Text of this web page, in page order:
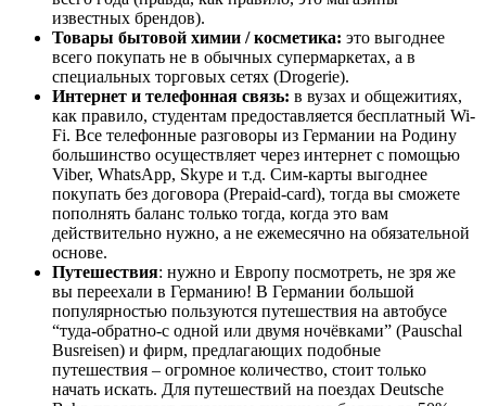
известных брендов).
Товары бытовой химии / косметика: это выгоднее
всего покупать не в обычных супермаркетах, а в
специальных торговых сетях (Drogerie).
Интернет и телефонная связь: в вузах и общежитиях,
как правило, студентам предоставляется бесплатный Wi-
Fi. Все телефонные разговоры из Германии на Родину
большинство осуществляет через интернет с помощью
Viber, WhatsApp, Skype и т.д. Сим-карты выгоднее
покупать без договора (Prepaid-card), тогда вы сможете
пополнять баланс только тогда, когда это вам
действительно нужно, а не ежемесячно на обязательной
основе.
Путешествия: нужно и Европу посмотреть, не зря же
вы переехали в Германию! В Германии большой
популярностью пользуются путешествия на автобусе
“туда-обратно-с одной или двумя ночёвками” (Pauschal
Busreisen) и фирм, предлагающих подобные
путешествия – огромное количество, стоит только
начать искать. Для путешествий на поездах Deutsche